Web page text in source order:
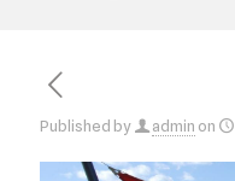
Published by admin on